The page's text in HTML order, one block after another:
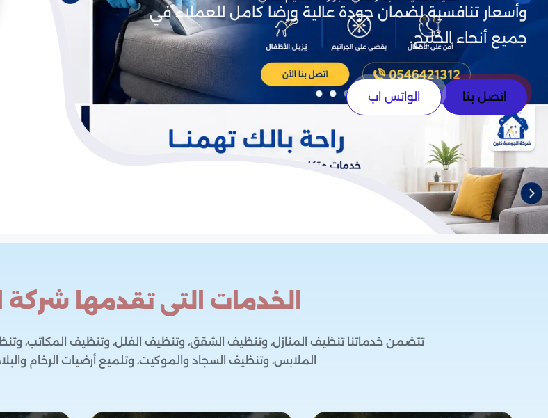
وأسعار تنافسية لضمان جودة عالية ورضا كامل للعملاء في
جميع أنحاء الخليج.
اتصل بنا الواتس اب
الخدمات التى تقدمها شركة
تتضمن خدماتنا تنظيف المنازل، وتنظيف الشقق، وتنظيف الفلل، وتنظيف المكاتب،
الملابس، وتنظيف السجاد والموكيت، وتلميع أرضيات الرخام